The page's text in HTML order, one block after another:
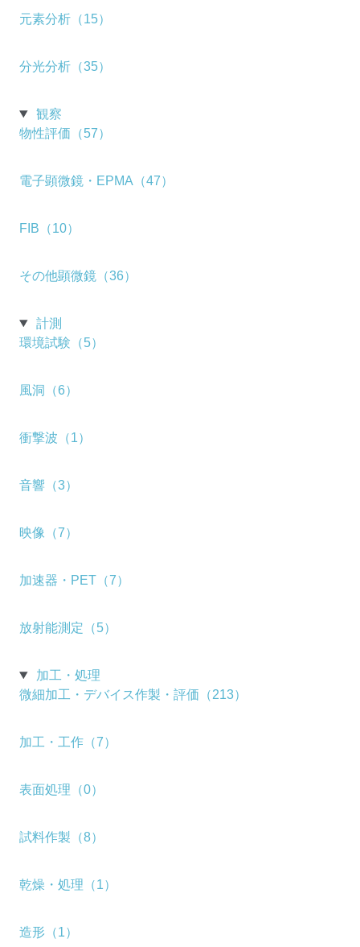
元素分析（15）
分光分析（35）
観察
物性評価（57）
電子顕微鏡・EPMA（47）
FIB（10）
その他顕微鏡（36）
計測
環境試験（5）
風洞（6）
衝撃波（1）
音響（3）
映像（7）
加速器・PET（7）
放射能測定（5）
加工・処理
微細加工・デバイス作製・評価（213）
加工・工作（7）
表面処理（0）
試料作製（8）
乾燥・処理（1）
造形（1）